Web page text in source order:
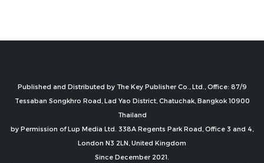
Published and Distributed by The Key Publisher Co., Ltd., Office: 87/9
Tessaban Songkhro Road, Lad Yao District, Chatuchak, Bangkok 10900
Thailand
by Permission of Lup Media Ltd. 338A Regents Park Road, Office 3 and 4,
London N3 2LN, United Kingdom
Since December 2021.